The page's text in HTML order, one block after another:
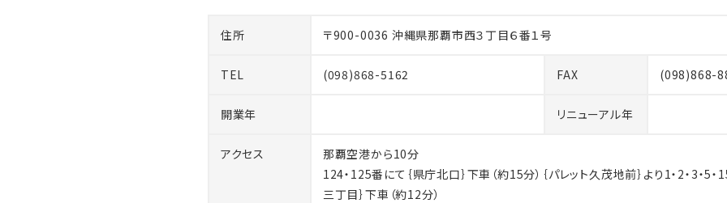
住所 〒900-0036 沖縄県那覇市西３丁目６番１号
TEL (098)868-5162 FAX (098)868-
開業年 リニューアル年
アクセス
那覇空港から10分
124・125番にて｛県庁北口｝下車（約15分）｛パレット久茂地前｝より1・2・3・5
三丁目｝下車（約12分）